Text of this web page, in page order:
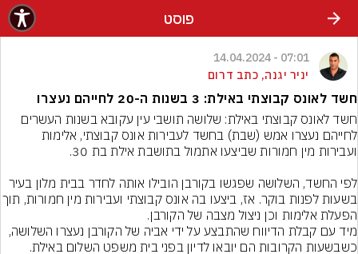
פוסט
07:01 - 14.04.2024
יניר יגנה, כתב דרום
חשד לאונס קבוצתי באילת: 3 בשנות ה-20 לחייהם נעצרו
הפעלת אלימות וכן ניצול מצבה של הקורבן.